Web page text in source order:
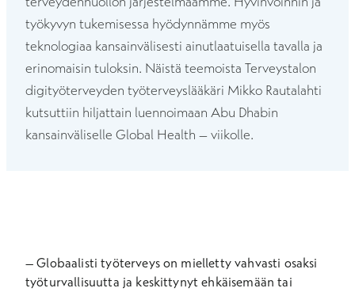
työkyvyn tukemisessa hyödynnämme myös
teknologiaa kansainvälisesti ainutlaatuisella tavalla ja
erinomaisin tuloksin. Näistä teemoista Terveystalon
digityöterveyden työterveyslääkäri Mikko Rautalahti
kutsuttiin hiljattain luennoimaan Abu Dhabin
kansainväliselle Global Health – viikolle.
–Globaalisti työterveys on mielletty vahvasti osaksi
työturvallisuutta ja keskittynyt ehkäisemään tai